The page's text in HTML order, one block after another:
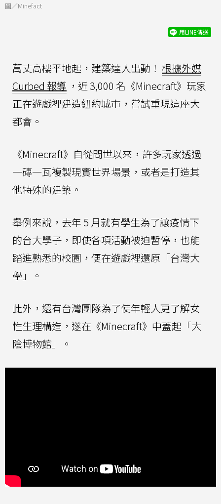
圖／Minefact
用LINE傳送
萬丈高樓平地起，建築達人出動！ 根據外媒
Curbed 報導 ，近 3,000 名《Minecraft》玩家
正在遊戲裡建造紐約城市，嘗試重現這座大
都會。
《Minecraft》自從問世以來，許多玩家透過
一磚一瓦複製現實世界場景，或者是打造其
他特殊的建築。
舉例來說，去年 5 月就有學生為了讓疫情下
的台大學子，即使各項活動被迫暫停，也能
踏進熟悉的校園，便在遊戲裡還原「台灣大
學」。
此外，還有台灣團隊為了使年輕人更了解女
性生理構造，遂在《Minecraft》中蓋起「大
陰博物館」。